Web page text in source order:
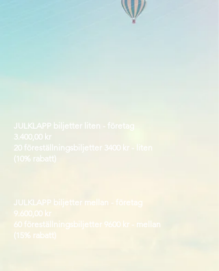
JULKLAPP biljetter liten - företag
3.400,00 kr
20 föreställningsbiljetter 3400 kr - liten
(10% rabatt)
JULKLAPP biljetter mellan - företag
9.600,00 kr
60 föreställningsbiljetter 9600 kr - mellan
(15% rabatt)